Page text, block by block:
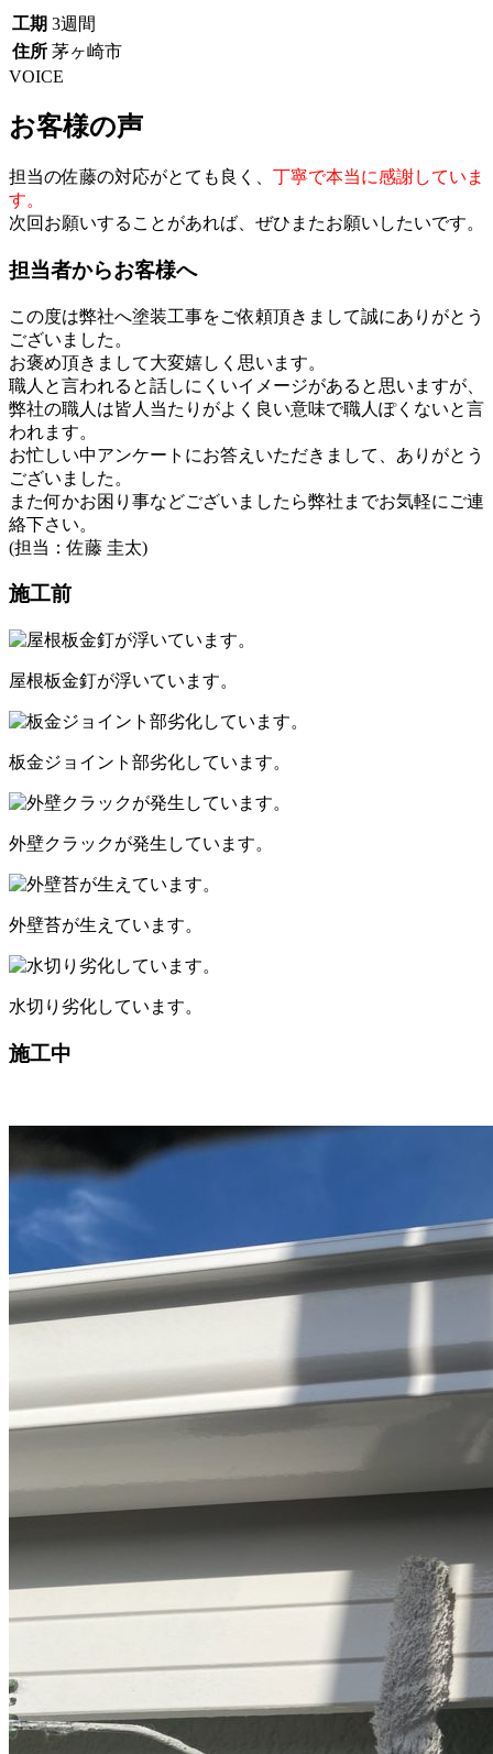
工期 3週間
住所 茅ヶ崎市
VOICE
お客様の声
担当の佐藤の対応がとても良く、 丁寧で本当に感謝していま
す。
次回お願いすることがあれば、ぜひまたお願いしたいです。
担当者からお客様へ
この度は弊社へ塗装工事をご依頼頂きまして誠にありがとう
ございました。
お褒め頂きまして大変嬉しく思います。
職人と言われると話しにくいイメージがあると思いますが、
弊社の職人は皆人当たりがよく良い意味で職人ぽくないと言
われます。
お忙しい中アンケートにお答えいただきまして、ありがとう
ございました。
また何かお困り事などございましたら弊社までお気軽にご連
絡下さい。
(担当：佐藤 圭太)
施工前
屋根板金釘が浮いています。
板金ジョイント部劣化しています。
外壁クラックが発生しています。
外壁苔が生えています。
水切り劣化しています。
施工中